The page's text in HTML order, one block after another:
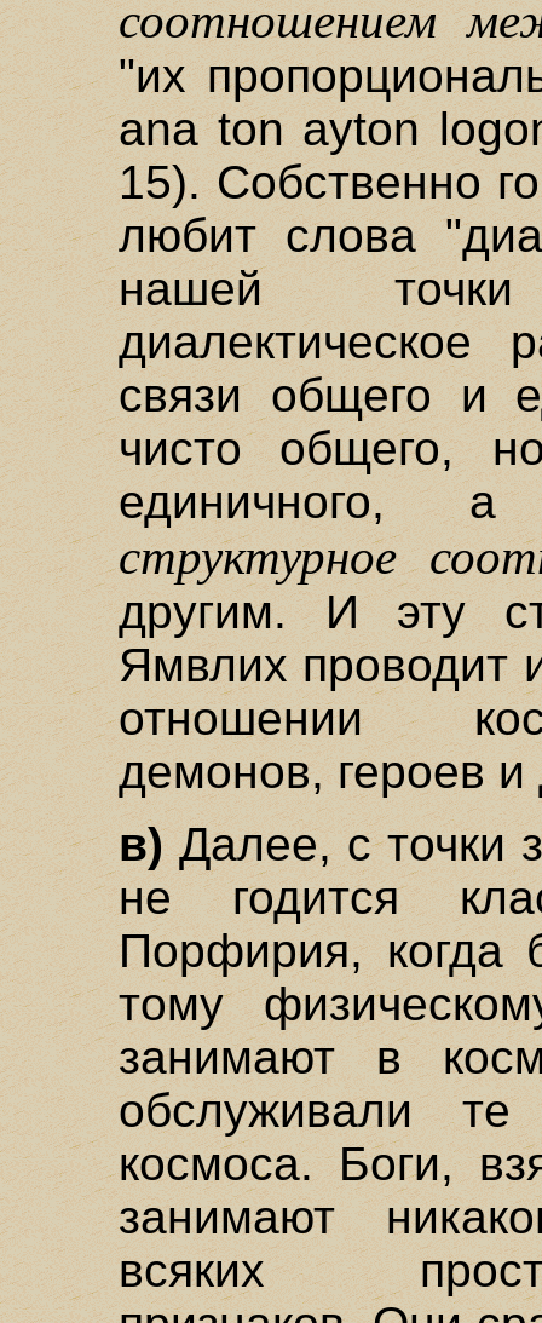
соотношением
"их
ana ton ayton
15). Собственно
любит слова
нашей
диалектическое
связи общего и
чисто общего,
единичного, а
структурное
другим. И эту
Ямвлих проводит
отношении
демонов, героев
в)Далее, с точки
не годится
Порфирия, когда
тому
занимают в
обслуживали
космоса. Боги,
занимают
всяких